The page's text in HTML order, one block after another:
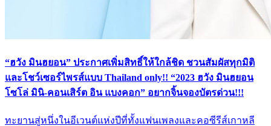
“ฮวัง มินฮยอน” ประกาศเพิ่มสิทธิ์ให้ใกล้ชิด ชวนสัมผัสทุกมิติ
และโชว์เซอร์ไพรส์แบบ Thailand only!! “2023 ฮวัง มินฮยอน
โซโล่ มินิ-คอนเสิร์ต อิน แบงคอก” อยากจิ้นจองบัตรด่วน!!!
ทะยานสู่หนึ่งในอีเวนต์แห่งปีที่ทั้งแฟนเพลงและคอซีรีส์เกาหลี